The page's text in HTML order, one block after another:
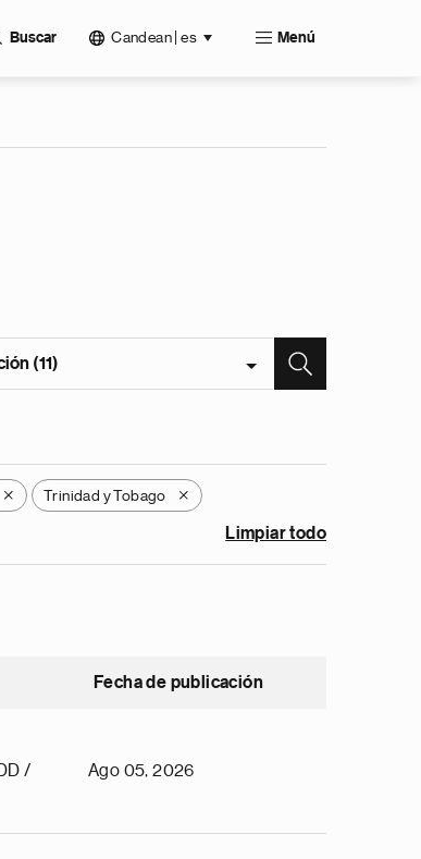
Buscar Candean | es Menú
(11)
X Trinidad y Tobago X
Limpiar todo
Fecha de publicación
/
Ago 05, 2026